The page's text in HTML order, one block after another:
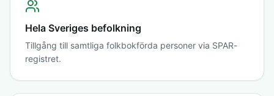
Hela Sveriges befolkning
Tillgång till samtliga folkbokförda personer via SPAR-
registret.